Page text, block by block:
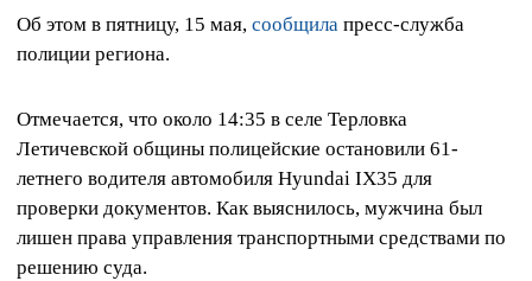
Об этом в пятницу, 15 мая, сообщила пресс-служба
полиции региона.
Отмечается, что около 14:35 в селе Терловка
Летичевской общины полицейские остановили 61-
летнего водителя автомобиля Hyundai IX35 для
проверки документов. Как выяснилось, мужчина был
лишен права управления транспортными средствами по
решению суда.